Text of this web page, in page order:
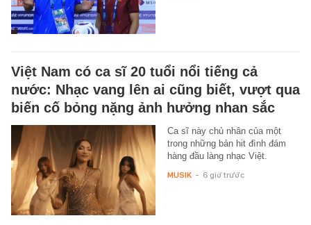
Việt Nam có ca sĩ 20 tuổi nổi tiếng cả
nước: Nhạc vang lên ai cũng biết, vượt qua
biến cố bỏng nặng ảnh hưởng nhan sắc
Ca sĩ này chủ nhân của một
trong những bản hit đình đám
hàng đầu làng nhạc Việt.
MUSIK - 6 giờ trước